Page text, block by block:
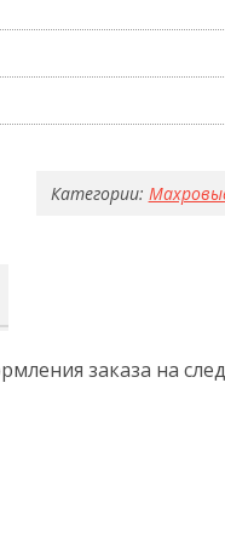
Категории:
заказа на